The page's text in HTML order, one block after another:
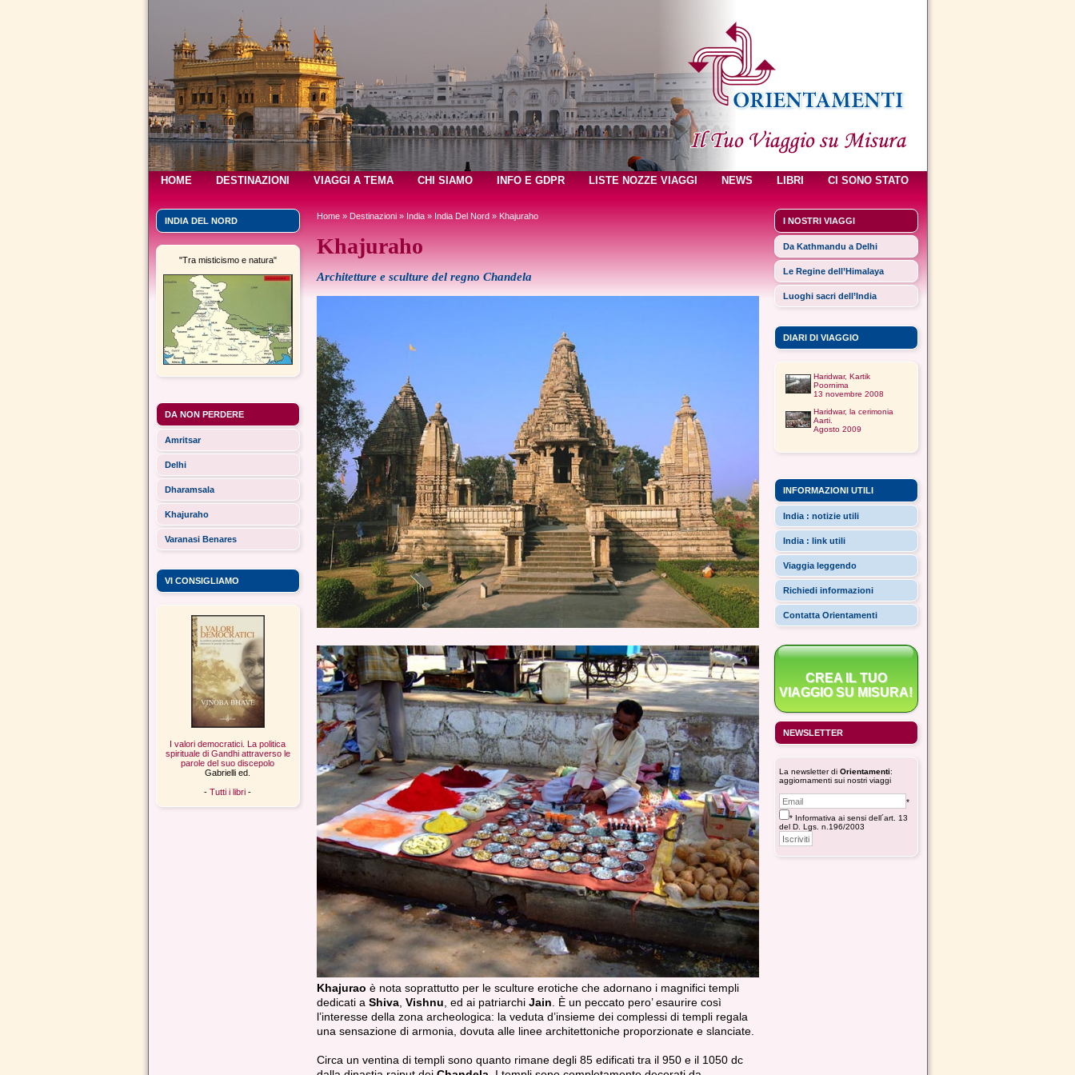
HOME DESTINAZIONI VIAGGI A TEMA CHI SIAMO INFO E GDPR LISTE NOZZE VIAGGI NEWS LIBRI CI SONO STATO
INDIA DEL NORD
"Tra misticismo e natura"
DA NON PERDERE
Amritsar
Delhi
Dharamsala
Khajuraho
Varanasi Benares
VI CONSIGLIAMO
I valori democratici. La politica
spirituale di Gandhi attraverso le
parole del suo discepolo
Gabrielli ed.
- Tutti i libri -
Home» Destinazioni» India» India Del Nord» Khajuraho
Khajuraho
Architetture e sculture del regno Chandela
Khajurao è nota soprattutto per le sculture erotiche che adornano i magnifici templi
dedicati a Shiva, Vishnu , ed ai patriarchi Jain . È un peccato pero’ esaurire così
l’interesse della zona archeologica: la veduta d’insieme dei complessi di templi regala
una sensazione di armonia, dovuta alle linee architettoniche proporzionate e slanciate.
Circa un ventina di templi sono quanto rimane degli 85 edificati tra il 950 e il 1050 dc
I NOSTRI VIAGGI
Da Kathmandu a Delhi
Le Regine dell’Himalaya
Luoghi sacri dell’India
DIARI DI VIAGGIO
Haridwar, Kartik
Poornima
13 novembre 2008
Haridwar, la cerimonia
Aarti.
Agosto 2009
INFORMAZIONI UTILI
India : notizie utili
India : link utili
Viaggia leggendo
Richiedi informazioni
Contatta Orientamenti
CREA IL TUO
VIAGGIO SU MISURA!
NEWSLETTER
La newsletter di Orientamenti:
aggiornamenti sui nostri viaggi
*
* Informativa ai sensi dell´art. 13
del D. Lgs. n.196/2003